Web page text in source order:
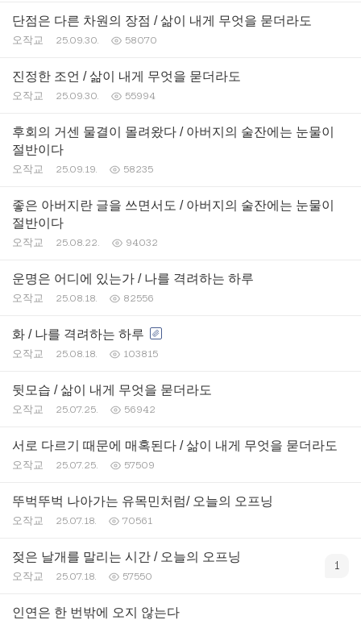
단점은 다른 차원의 장점 / 삶이 내게 무엇을 묻더라도
오작교 25.09.30. 58070
진정한 조언 / 삶이 내게 무엇을 묻더라도
오작교 25.09.30. 55994
후회의 거센 물결이 몰려왔다 / 아버지의 술잔에는 눈물이
절반이다
오작교 25.09.19. 58235
좋은 아버지란 글을 쓰면서도 / 아버지의 술잔에는 눈물이
절반이다
오작교 25.08.22. 94032
운명은 어디에 있는가 / 나를 격려하는 하루
오작교 25.08.18. 82556
화 / 나를 격려하는 하루
오작교 25.08.18. 103815
뒷모습 / 삶이 내게 무엇을 묻더라도
오작교 25.07.25. 56942
서로 다르기 때문에 매혹된다 / 삶이 내게 무엇을 묻더라도
오작교 25.07.25. 57509
뚜벅뚜벅 나아가는 유목민처럼/ 오늘의 오프닝
오작교 25.07.18. 70561
젖은 날개를 말리는 시간 / 오늘의 오프닝
오작교 25.07.18. 57550
1
인연은 한 번밖에 오지 않는다